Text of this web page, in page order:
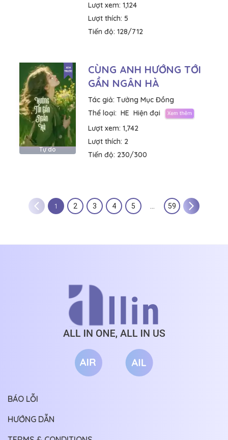
Lượt xem: 1,124
Lượt thích: 5
Tiến độ: 128/712
Tự do
CÙNG ANH HƯỚNG TỚI
GẦN NGÂN HÀ
Tác giả: Tưởng Mục Đồng
Thể loại: HE Hiện đại
Lượt xem: 1,742
Lượt thích: 2
Tiến độ: 230/300
1 2 3 4 5 59
BÁO LỖI
HƯỚNG DẪN